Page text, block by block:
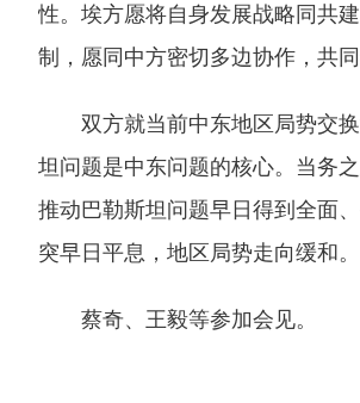
性。埃方愿将自身发展战略同共
制，愿同中方密切多边协作，共
双方就当前中东地区局势交换
坦问题是中东问题的核心。当务
推动巴勒斯坦问题早日得到全面
突早日平息，地区局势走向缓和。
蔡奇、王毅等参加会见。